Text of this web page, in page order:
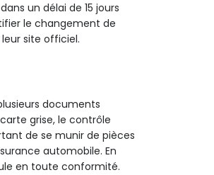
un délai de 15 jours
le changement de
site officiel.
documents
grise, le contrôle
de se munir de pièces
automobile. En
en toute conformité.